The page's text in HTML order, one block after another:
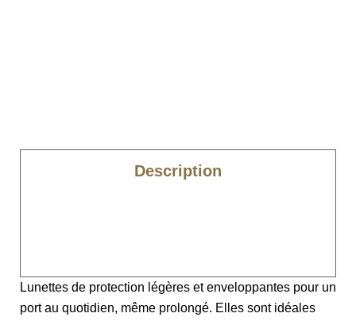
Description
Lunettes de protection légères et enveloppantes pour un
port au quotidien, même prolongé. Elles sont idéales